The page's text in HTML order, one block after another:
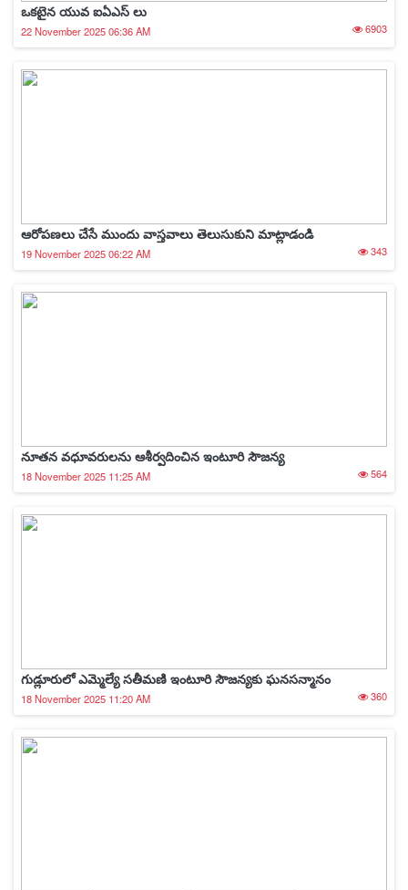
ఒకటైన యువ ఐఏఎస్ లు
22 November 2025 06:36 AM 6903
ఆరోపణలు చేసే ముందు వాస్తవాలు తెలుసుకుని మాట్లాడండి
19 November 2025 06:22 AM 343
నూతన వధూవరులను ఆశీర్వదించిన ఇంటూరి సౌజన్య
18 November 2025 11:25 AM 564
గుడ్లూరులో ఎమ్మెల్యే సతీమణి ఇంటూరి సౌజన్యకు ఘనసన్మానం
18 November 2025 11:20 AM 360